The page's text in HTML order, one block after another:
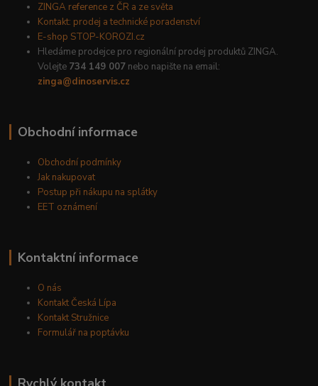
ZINGA reference z ČR a ze světa
Kontakt: prodej a technické poradenství
E-shop STOP-KOROZI.cz
Hledáme prodejce pro regionální prodej produktů ZINGA.
Volejte 734 149 007 nebo napište na email:
zinga@dinoservis.cz
Obchodní informace
Obchodní podmínky
Jak nakupovat
Postup při nákupu na splátky
EET oznámení
Kontaktní informace
O nás
Kontakt Česká Lípa
Kontakt Stružnice
Formulář na poptávku